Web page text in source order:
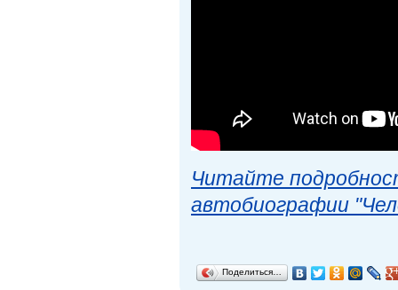
Читайте
автобиографии
Поделиться…